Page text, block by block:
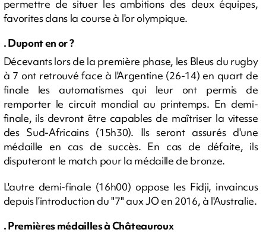
permettre de situer les ambitions des deux équipes,
favorites dans la course à l'or olympique.
. Dupont en or ?
Décevants lors de la première phase, les Bleus du rugby
à 7 ont retrouvé face à l'Argentine (26-14) en quart de
finale les automatismes qui leur ont permis de
remporter le circuit mondial au printemps. En demi-
finale, ils devront être capables de maîtriser la vitesse
des Sud-Africains (15h30). Ils seront assurés d'une
médaille en cas de succès. En cas de défaite, ils
disputeront le match pour la médaille de bronze.
L'autre demi-finale (16h00) oppose les Fidji, invaincus
depuis l’introduction du "7" aux JO en 2016, à l'Australie.
. Premières médailles à Châteauroux